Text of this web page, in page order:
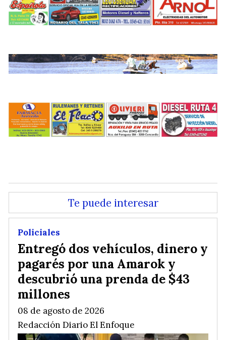
Te puede interesar
Entregó dos vehículos, dinero y
pagarés por una Amarok y
descubrió una prenda de $43
millones
Redacción Diario El Enfoque
Policiales
08 de agosto de 2026